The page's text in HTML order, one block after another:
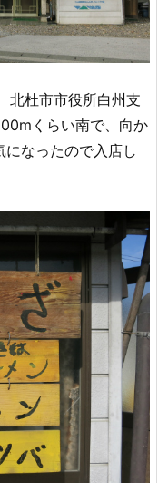
北杜市市役所白州支
くらい南で、向か
なったので入店し